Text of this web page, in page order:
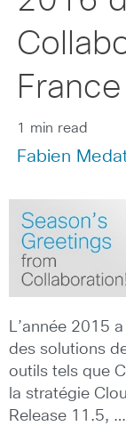
France
1 min read
Fabien
L’année 2015
des solutions
outils tels que
la stratégie
Release 11.5, …